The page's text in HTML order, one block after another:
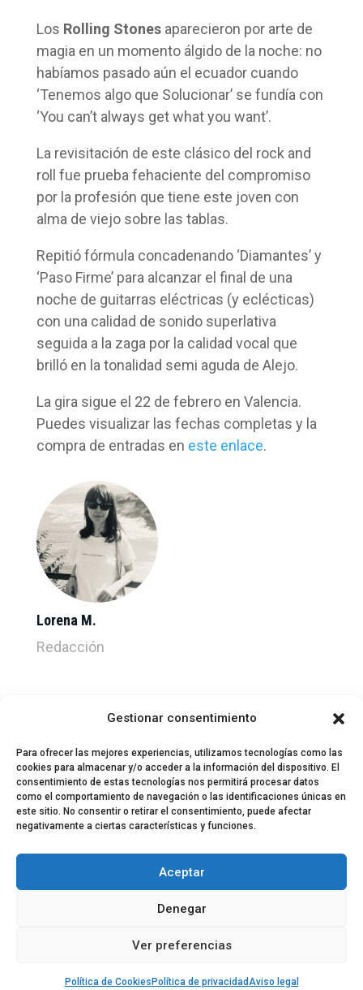
Gestionar consentimiento
Para ofrecer las mejores experiencias, utilizamos tecnologías como las
cookies para almacenar y/o acceder a la información del dispositivo. El
consentimiento de estas tecnologías nos permitirá procesar datos
como el comportamiento de navegación o las identificaciones únicas en
este sitio. No consentir o retirar el consentimiento, puede afectar
negativamente a ciertas características y funciones.
Aceptar
Denegar
Ver preferencias
Política de Cookies Política de privacidadAviso legal
Los Rolling Stonesaparecieron por arte de
magia en un momento álgido de la noche: no
habíamos pasado aún el ecuador cuando
‘Tenemos algo que Solucionar’ se fundía con
‘You can’t always get what you want’.
La revisitación de este clásico del rock and
roll fue prueba fehaciente del compromiso
por la profesión que tiene este joven con
alma de viejo sobre las tablas.
Repitió fórmula concadenando ‘Diamantes’ y
‘Paso Firme’ para alcanzar el final de una
noche de guitarras eléctricas (y eclécticas)
con una calidad de sonido superlativa
seguida a la zaga por la calidad vocal que
brilló en la tonalidad semi aguda de Alejo.
La gira sigue el 22 de febrero en Valencia.
Puedes visualizar las fechas completas y la
compra de entradas en este enlace.
Lorena M.
Redacción
Equipo EPDLT Contacto